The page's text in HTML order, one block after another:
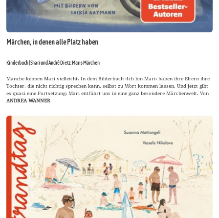
Märchen, in denen alle Platz haben
Kinderbuch | Shari und André Dietz: Maris Märchen
Manche kennen Mari vielleicht. In dem Bilderbuch ›Ich bin Mari‹ haben ihre Eltern ihre
Tochter, die nicht richtig sprechen kann, selbst zu Wort kommen lassen. Und jetzt gibt
es quasi eine Fortsetzung: Mari entführt uns in eine ganz besondere Märchenwelt. Von
ANDREA WANNER